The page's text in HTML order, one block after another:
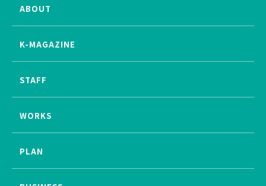
ABOUT
K-MAGAZINE
STAFF
WORKS
PLAN